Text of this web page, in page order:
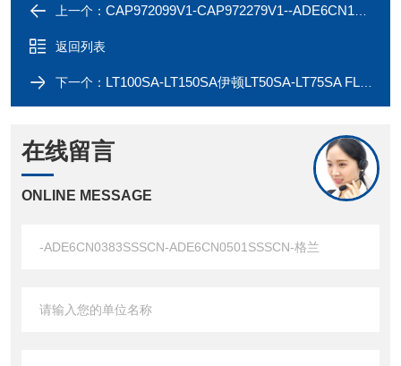
上一个： CAP972099V1-CAP972279V1--ADE6CN1502SSSCN-ADE6CN2002SSSCN-格兰
返回列表
下一个： LT100SA-LT150SA伊顿LT50SA-LT75SA FLEXIBLE UL液密接头-现货
在线留言
ONLINE MESSAGE